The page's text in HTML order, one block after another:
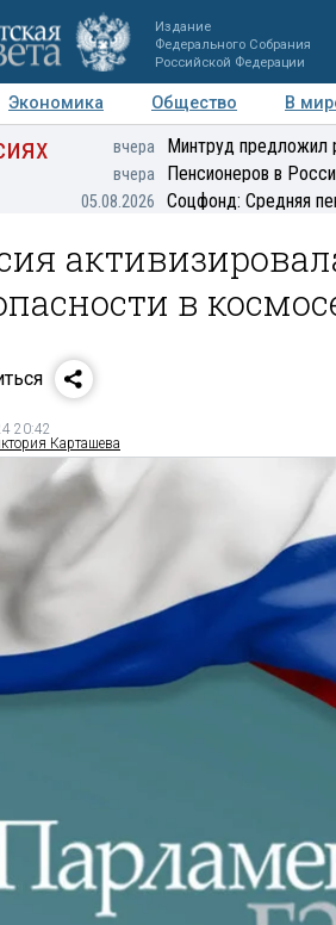
Издание
Федерального Собрания
Российской Федерации
Экономика Общество В
Мнения Регионы
вчера Минтруд предложил
вчера Пенсионеров в
05.08.2026 Соцфонд: Средняя
в
20:42
Карташева